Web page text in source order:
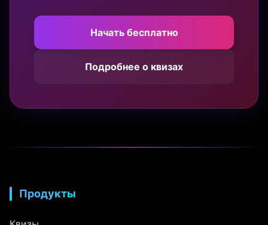
Начать бесплатно
Подробнее о квизах
Продукты